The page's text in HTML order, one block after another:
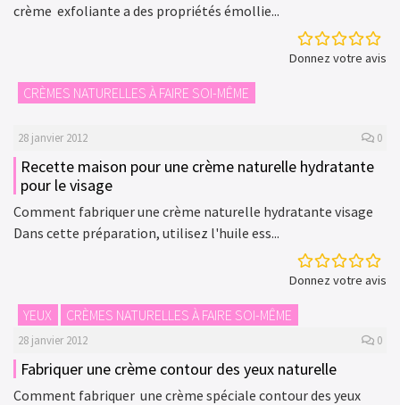
crème exfoliante a des propriétés émollie...
Donnez votre avis
CRÈMES NATURELLES À FAIRE SOI-MÊME
28 janvier 2012 0
Recette maison pour une crème naturelle hydratante
pour le visage
Comment fabriquer une crème naturelle hydratante visage
Dans cette préparation, utilisez l'huile ess...
Donnez votre avis
YEUX CRÈMES NATURELLES À FAIRE SOI-MÊME
28 janvier 2012 0
Fabriquer une crème contour des yeux naturelle
Comment fabriquer une crème spéciale contour des yeux